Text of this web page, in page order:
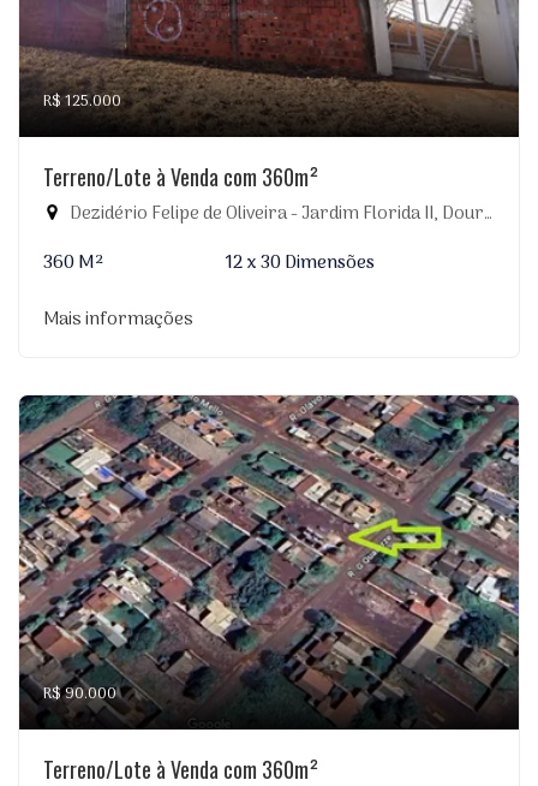
R$ 125.000
Terreno/Lote à Venda com 360m²
Dezidério Felipe de Oliveira - Jardim Florida II, Dourados-MS
360 M²
12 x 30 Dimensões
Mais informações
R$ 90.000
Terreno/Lote à Venda com 360m²